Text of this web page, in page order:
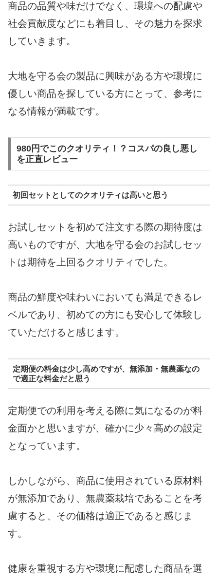
商品の品質や味だけでなく、環境への配慮や
社会貢献度などにも着目し、その魅力を探求
していきます。
大地を守る会の製品に興味がある方や環境に
優しい商品を探している方にとって、参考に
なる情報が満載です。
980円でこのクオリティ！？コスパの良し悪し
を正直レビュー
初回セットとしてのクオリティは高いと思う
お試しセットを初めて注文する際の期待度は
高いものですが、大地を守る会のお試しセッ
トは期待を上回るクオリティでした。
商品の鮮度や味わいにおいても満足できるレ
ベルであり、初めての方にも安心して体験し
ていただけると感じます。
定期便の料金は少し高めですが、無添加・無農薬なの
で適正な料金だと思う
定期便での利用を考える際に気になるのが料
金面かと思いますが、確かに少々高めの設定
となっています。
しかしながら、商品に使用されている原材料
が無添加であり、無農薬栽培であることを考
慮すると、その価格は適正であると感じま
す。
健康を重視する方や環境に配慮した商品を選